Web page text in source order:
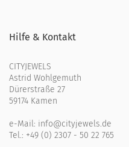
Hilfe & Kontakt
CITYJEWELS
Astrid Wohlgemuth
Dürerstraße 27
59174 Kamen
e-Mail: info@cityjewels.de
Tel.: +49 (0) 2307 - 50 22 765